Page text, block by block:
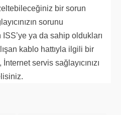
bir sorun
sorunu
ya da sahip oldukları
kablo hattıyla ilgili bir
servis sağlayıcınızı